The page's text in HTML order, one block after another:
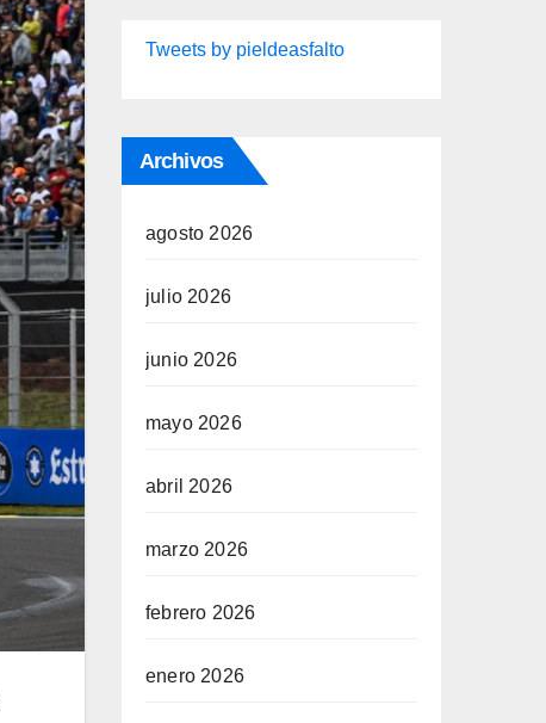
Tweets by pieldeasfalto
Archivos
agosto 2026
julio 2026
junio 2026
mayo 2026
abril 2026
marzo 2026
febrero 2026
enero 2026